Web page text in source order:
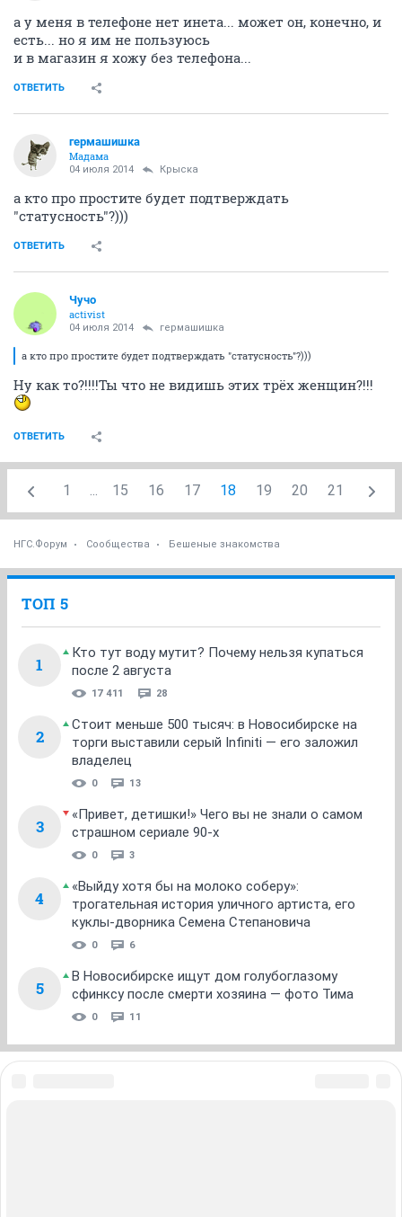
а у меня в телефоне нет инета... может он, конечно, и
есть... но я им не пользуюсь
и в магазин я хожу без телефона...
ОТВЕТИТЬ
гермашишка
Мадама
04 июля 2014 Крыска
а кто про простите будет подтверждать
"статусность"?)))
ОТВЕТИТЬ
Чучо
activist
04 июля 2014 гермашишка
а кто про простите будет подтверждать "статусность"?)))
Ну как то?!!!!Ты что не видишь этих трёх женщин?!!!
ОТВЕТИТЬ
1 ... 15 16 17 18 19 20 21
НГС.Форум Сообщества Бешеные знакомства
ТОП 5
1
Кто тут воду мутит? Почему нельзя купаться
после 2 августа
17 411 28
2
Стоит меньше 500 тысяч: в Новосибирске на
торги выставили серый Infiniti — его заложил
владелец
0 13
3
«Привет, детишки!» Чего вы не знали о самом
страшном сериале 90-х
0 3
4
«Выйду хотя бы на молоко соберу»:
трогательная история уличного артиста, его
куклы-дворника Семена Степановича
0 6
5
В Новосибирске ищут дом голубоглазому
сфинксу после смерти хозяина — фото Тима
0 11